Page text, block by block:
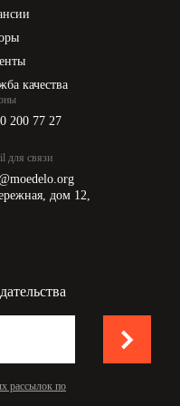
качества
200 77 27
для связи
дом 12,
рассылок по